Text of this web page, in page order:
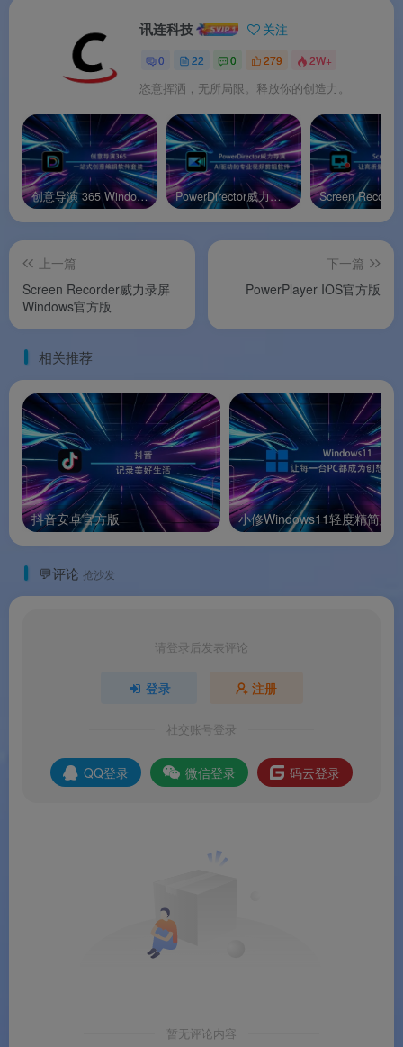
🌟 软件亮点
🧰一套顶三套：刻录机软件 + 转档器 + 系统备份
工具打包，少装两个软件，告别繁琐切换
💽蓝光菜单也能玩：同价位刻录软件里少见能做到
BD 选单编辑的，在家也能做出影院级光盘
🔐加密不折腾：勾个选项就 256 位 AES 军事级加
密，比自己压加密压缩包省心又安全
🖥️老设备友好
：完美向下兼容 Win7，光驱没淘汰
完的存量旧机器照样流畅运行
🔗讯连生态加持
PhotoDirector 用户无缝衔接，迁移学习成本极低
📌品牌支持 ：以上信息由 渡漳软件网提供整
理。
系统要求
7（32/64 位）
处理器
1 GHz 及以上
Intel i5 或同级以
上
需 CyberLink 账
讯连科技 关注
0 22 0 279 2W+
恣意挥洒，无所局限。释放你的创造力。
创意导演 365 Windows官方版 PowerDirector威力导演安卓官方版
上一篇
Screen Recorder威力录屏
Windows官方版
下一篇
PowerPlayer IOS官方版
相关推荐
抖音安卓官方版 小修Windows11轻度精简版
💬评论 抢沙发
请登录后发表评论
登录 注册
社交账号登录
QQ登录 微信登录 码云登录
暂无评论内容